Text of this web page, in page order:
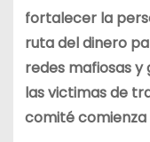
fortalecer la
ruta del dinero
redes mafiosas
las victimas de
comité comienza